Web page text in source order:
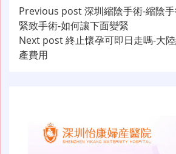
文
章
导
Previous post深圳縮陰手術-縮陰
緊致手術-如何讓下面變緊
Next post終止懷孕可即日走嗎-大
產費用